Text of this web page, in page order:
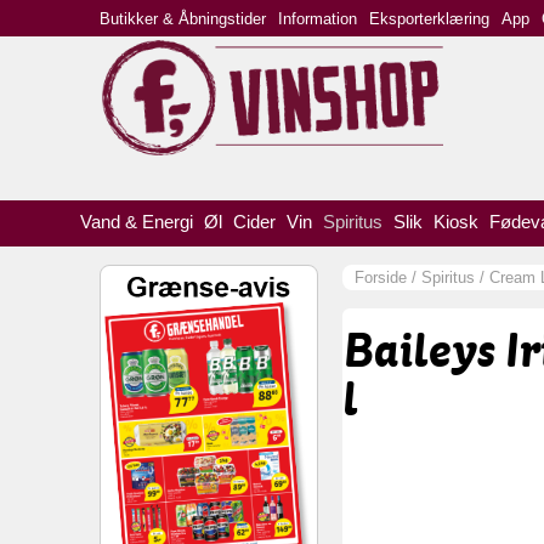
Vand & Energi Øl Cider Vin Spiritus Slik Kiosk
Forside / Spiritus / Cream
Baileys
l
Butikker & Åbningstider Information Eksporterklæring App